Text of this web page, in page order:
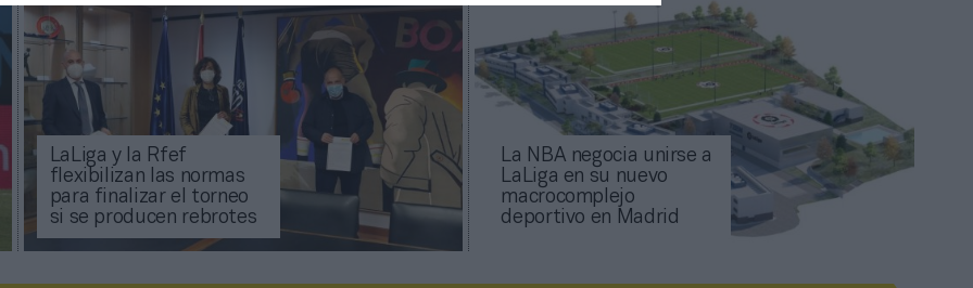
LaLiga y la Rfef
flexibilizan las normas
para finalizar el torneo
si se producen rebrotes
La NBA negocia unirse a
LaLiga en su nuevo
macrocomplejo
deportivo en Madrid